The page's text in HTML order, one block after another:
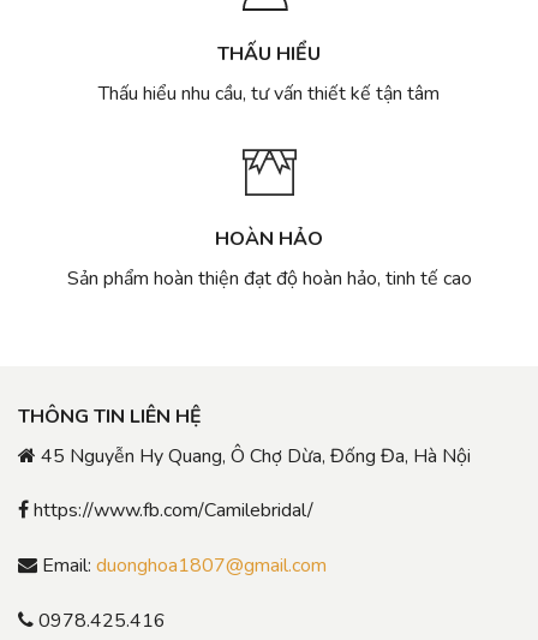
THẤU HIỂU
Thấu hiểu nhu cầu, tư vấn thiết kế tận tâm
HOÀN HẢO
Sản phẩm hoàn thiện đạt độ hoàn hảo, tinh tế cao
THÔNG TIN LIÊN HỆ
45 Nguyễn Hy Quang, Ô Chợ Dừa, Đống Đa, Hà Nội
https://www.fb.com/Camilebridal/
Email: duonghoa1807@gmail.com
0978.425.416